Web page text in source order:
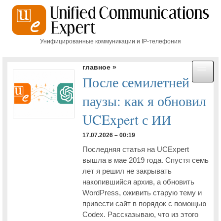
Унифицированные коммуникации и IP-телефония
КАРТА САЙТА
Для участников московской Cisco Connect будет организована
выставка инновационных технологий
Московская Cisco Connect: завтра начинается здесь
Московская конференция Cisco Connect будет транслироваться
На московской Cisco Connect-2013 расскажут об образовании XXI
главное »
После семилетней
паузы: как я обновил
UCExpert с ИИ
17.07.2026 – 00:19
Последняя статья на UCExpert
вышла в мае 2019 года. Спустя семь
лет я решил не закрывать
накопившийся архив, а обновить
WordPress, оживить старую тему и
привести сайт в порядок с помощью
Codex. Рассказываю, что из этого